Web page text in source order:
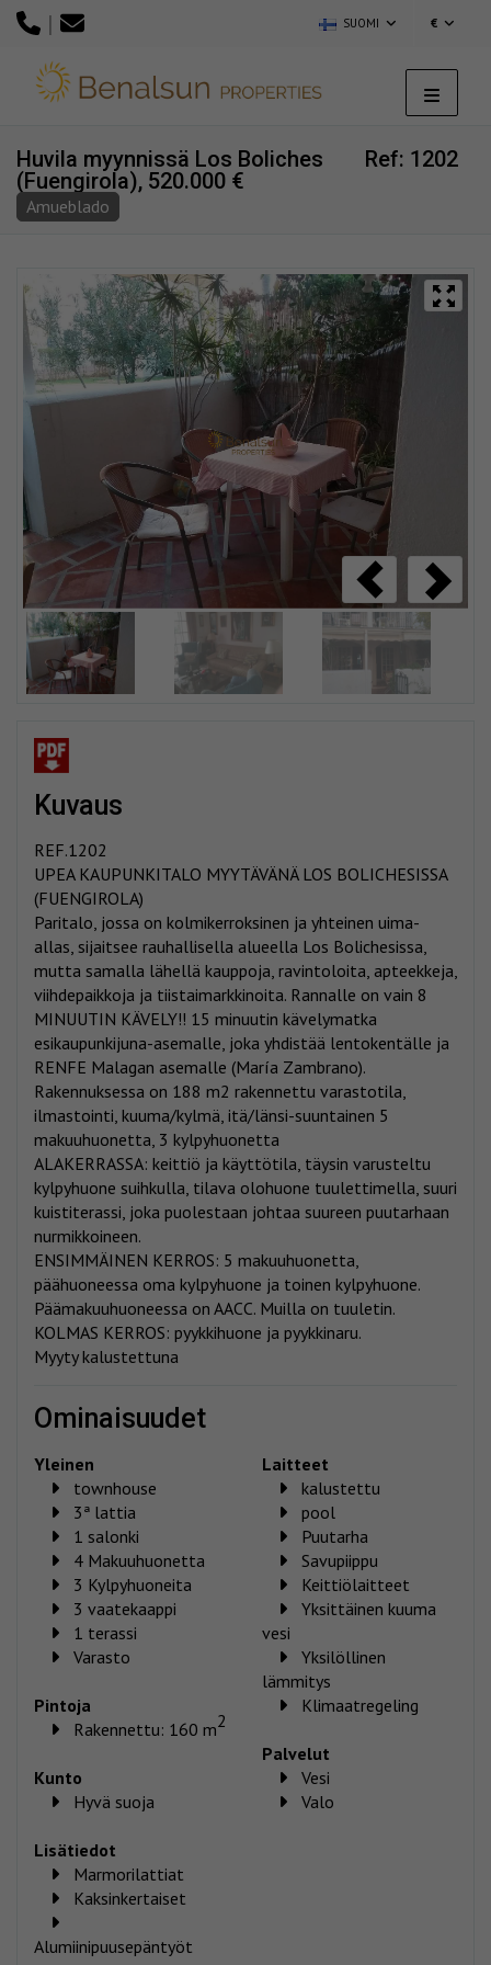
| SUOMI €
Ref: 1202
Huvila myynnissä Los Boliches
(Fuengirola), 520.000 €
Amueblado
kuvaus
REF.1202
UPEA KAUPUNKITALO MYYTÄVÄNÄ LOS BOLICHESISSA
(FUENGIROLA)
Paritalo, jossa on kolmikerroksinen ja yhteinen uima-
allas, sijaitsee rauhallisella alueella Los Bolichesissa,
mutta samalla lähellä kauppoja, ravintoloita, apteekkeja,
viihdepaikkoja ja tiistaimarkkinoita. Rannalle on vain 8
MINUUTIN KÄVELY!! 15 minuutin kävelymatka
esikaupunkijuna-asemalle, joka yhdistää lentokentälle ja
RENFE Malagan asemalle (María Zambrano).
Rakennuksessa on 188 m2 rakennettu varastotila,
ilmastointi, kuuma/kylmä, itä/länsi-suuntainen 5
makuuhuonetta, 3 kylpyhuonetta
ALAKERRASSA: keittiö ja käyttötila, täysin varusteltu
kylpyhuone suihkulla, tilava olohuone tuulettimella, suuri
kuistiterassi, joka puolestaan johtaa suureen puutarhaan
nurmikkoineen.
ENSIMMÄINEN KERROS: 5 makuuhuonetta,
päähuoneessa oma kylpyhuone ja toinen kylpyhuone.
Päämakuuhuoneessa on AACC. Muilla on tuuletin.
KOLMAS KERROS: pyykkihuone ja pyykkinaru.
Myyty kalustettuna
ominaisuudet
Yleinen
townhouse
3ª lattia
1 salonki
4 Makuuhuonetta
3 Kylpyhuoneita
3 vaatekaappi
1 terassi
Varasto
Pintoja
Rakennettu: 160 m2
Kunto
Hyvä suoja
Laitteet
kalustettu
pool
Puutarha
Savupiippu
Keittiölaitteet
Yksittäinen kuuma
vesi
Yksilöllinen
lämmitys
Klimaatregeling
Palvelut
Vesi
Valo
Lisätiedot
Marmorilattiat
Kaksinkertaiset
Alumiinipuusepäntyöt